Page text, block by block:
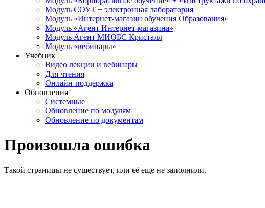
Модуль СОУТ + электронная лаборатория
Модуль «Интернет-магазин обучения Образования»
Модуль «Агент Интернет-магазина»
Модуль Агент МИОБС Кристалл
Модуль «вебинары»
Учебник
Видео лекции и вебинары
Для чтения
Онлайн-поддержка
Обновления
Системные
Обновление по модулям
Обновление по документам
Произошла ошибка
Такой страницы не существует, или её еще не заполнили.